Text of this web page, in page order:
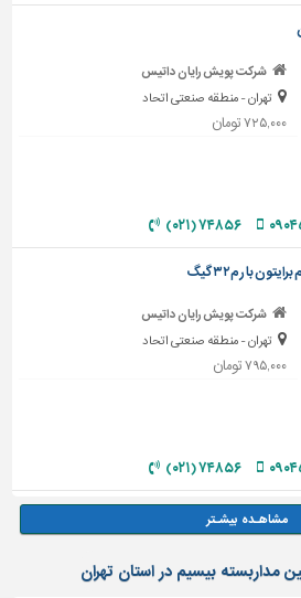
شرکت پویش رایان داتیس
تهران - منطقه صنعتی اتحاد
۷۲۵,۰۰۰ تومان
۷۴۸۵۶ (۰۲۱)
با رم۳۲ گیگ
شرکت پویش رایان داتیس
تهران - منطقه صنعتی اتحاد
۷۹۵,۰۰۰ تومان
۷۴۸۵۶ (۰۲۱)
مداربسته بیسیم در استان تهران